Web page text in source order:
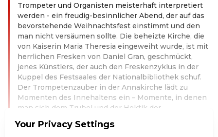
Trompeter und Organisten meisterhaft interpretiert
werden - ein freudig-besinnlicher Abend, der auf das
bevorstehende Weihnachtsfest einstimmt und den
man nicht versäumen sollte. Die beheizte Kirche, die
von Kaiserin Maria Theresia eingeweiht wurde, ist mit
herrlichen Fresken von Daniel Gran, geschmückt,
jenes Künstlers, der auch den Freskenzyklus in der
Kuppel des Festsaales der Nationalbibliothek schuf.
Der Trompetenzauber in der Annakirche lädt zu
Momenten des Innehaltens ein – Momente, in denen
man sich dem Trubel und der Hektik der
auf das Wesentliche zu besinnen.
Your Privacy Settings